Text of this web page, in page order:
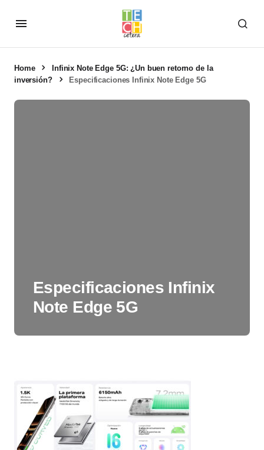
Home
Infinix Note Edge 5G: ¿Un buen retorno de la
inversión?
Especificaciones Infinix Note Edge 5G
Especificaciones Infinix
Note Edge 5G